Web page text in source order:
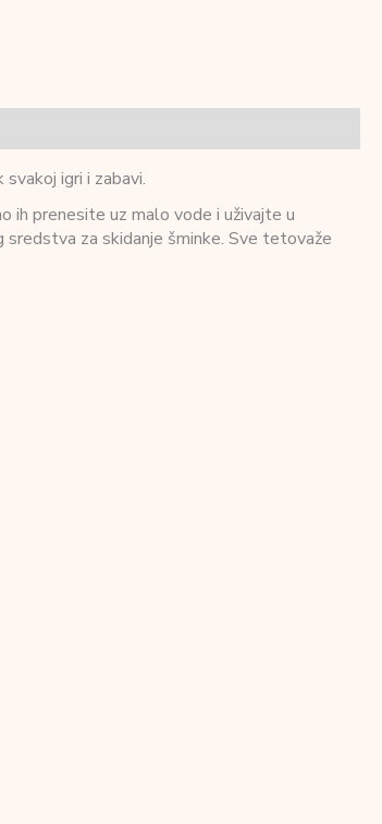
igri i zabavi.
ih prenesite uz malo vode i uživajte u
sredstva za skidanje šminke. Sve tetovaže